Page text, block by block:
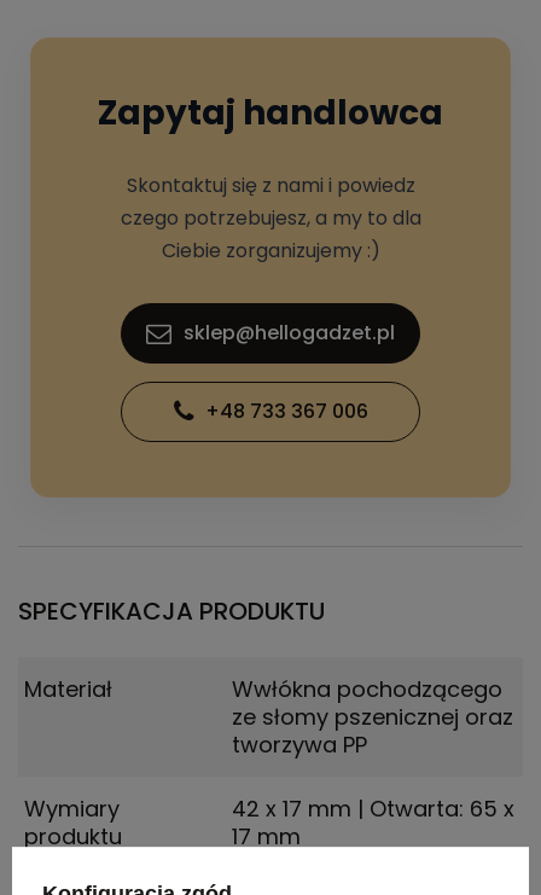
Zapytaj handlowca
Skontaktuj się z nami i powiedz
czego potrzebujesz, a my to dla
Ciebie zorganizujemy :)
sklep@hellogadzet.pl
+48 733 367 006
SPECYFIKACJA PRODUKTU
Materiał
Wwłókna pochodzącego
ze słomy pszenicznej oraz
tworzywa PP
Wymiary
produktu
42 x 17 mm | Otwarta: 65 x
17 mm